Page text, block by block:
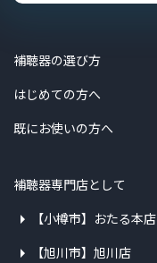
補聴器の選び方
はじめての方へ
既にお使いの方へ
補聴器専門店として
【小樽市】おたる本店
【旭川市】旭川店